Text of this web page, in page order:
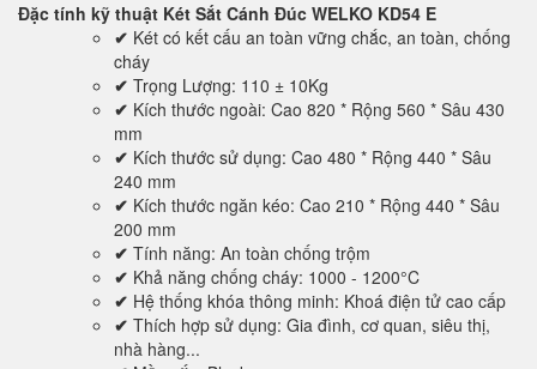
Đặc tính kỹ thuật Két Sắt Cánh Đúc WELKO KD54 E
✔ Két có kết cấu an toàn vững chắc, an toàn, chống
cháy
✔ Trọng Lượng: 110 ± 10Kg
✔ Kích thước ngoài: Cao 820 * Rộng 560 * Sâu 430
mm
✔ Kích thước sử dụng: Cao 480 * Rộng 440 * Sâu
240 mm
✔ Kích thước ngăn kéo: Cao 210 * Rộng 440 * Sâu
200 mm
✔ Tính năng: An toàn chống trộm
✔ Khả năng chống cháy: 1000 - 1200°C
✔ Hệ thống khóa thông minh: Khoá điện tử cao cấp
✔ Thích hợp sử dụng: Gia đình, cơ quan, siêu thị,
nhà hàng...